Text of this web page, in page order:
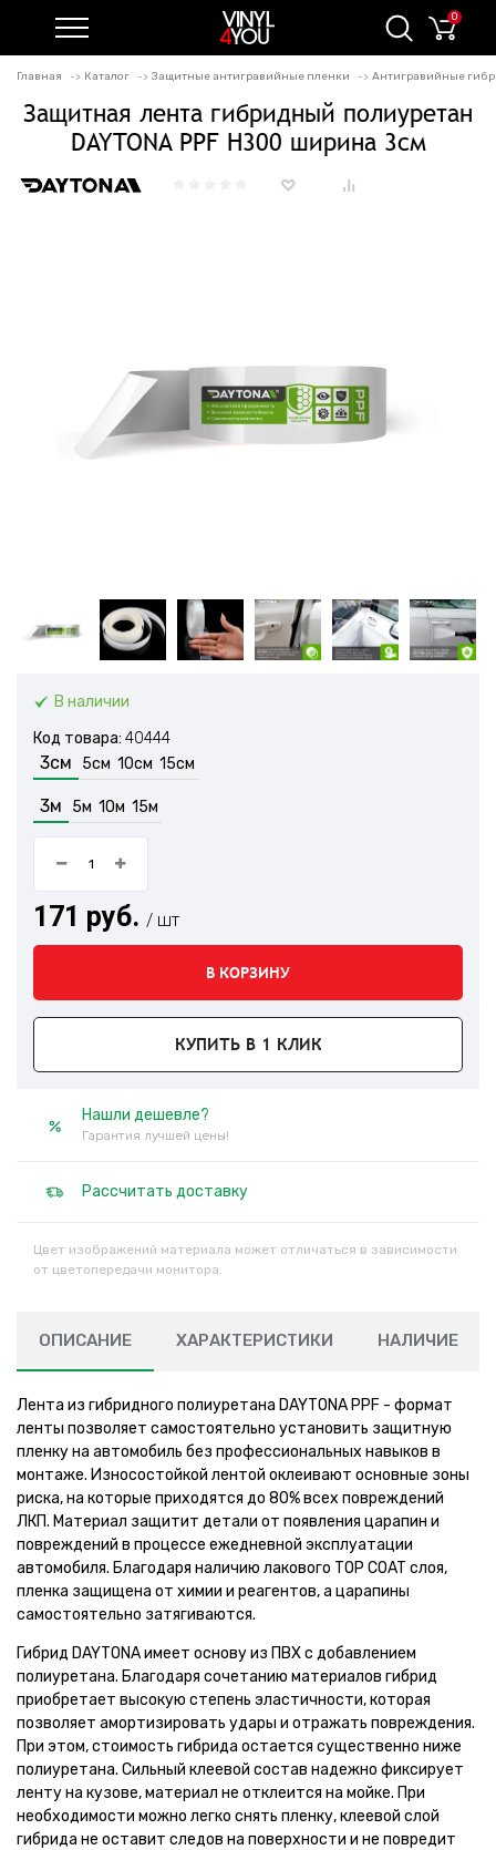
0
Главная Каталог Защитные антигравийные пленки Антигравийные
Защитная лента гибридный полиуретан
DAYTONA PPF H300 ширина 3см
В наличии
Код товара: 40444
3см 5см 10см 15см
3м 5м 10м 15м
171 руб. / шт
В КОРЗИНУ
КУПИТЬ В 1 КЛИК
Нашли дешевле?
Гарантия лучшей цены!
Рассчитать доставку
Цвет изображений материала может отличаться в зависимости
от цветопередачи монитора.
ОПИСАНИЕ ХАРАКТЕРИСТИКИ НАЛИЧИЕ
Лента из гибридного полиуретана DAYTONA PPF - формат
ленты позволяет самостоятельно установить защитную
пленку на автомобиль без профессиональных навыков в
монтаже. Износостойкой лентой оклеивают основные зоны
риска, на которые приходятся до 80% всех повреждений
ЛКП. Материал защитит детали от появления царапин и
повреждений в процессе ежедневной эксплуатации
автомобиля. Благодаря наличию лакового TOP COAT слоя,
пленка защищена от химии и реагентов, а царапины
самостоятельно затягиваются.
Гибрид DAYTONA имеет основу из ПВХ с добавлением
полиуретана. Благодаря сочетанию материалов гибрид
приобретает высокую степень эластичности, которая
позволяет амортизировать удары и отражать повреждения.
При этом, стоимость гибрида остается существенно ниже
полиуретана. Сильный клеевой состав надежно фиксирует
ленту на кузове, материал не отклеится на мойке. При
необходимости можно легко снять пленку, клеевой слой
гибрида не оставит следов на поверхности и не повредит